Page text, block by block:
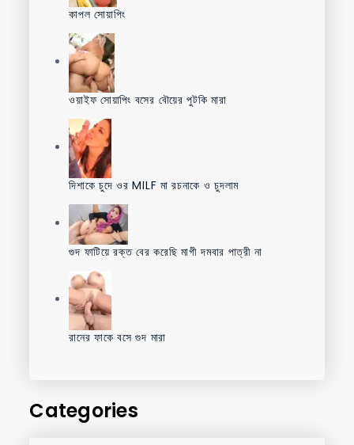
কাপল সোয়াপিং
ওয়াইফ সোয়াপিং বসের বৌয়ের পুটকি মারা
দিশাকে চুদে ওর MILF মা রচনাকে ও চুদলাম
গুদ ফাটিয়ে রক্ত বের করেছি মাগী দমবার পাত্রী না
রানের ফাকে বসে গুদ মারা
Categories